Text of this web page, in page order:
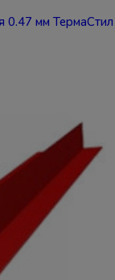
0.47 мм ТермаСтил